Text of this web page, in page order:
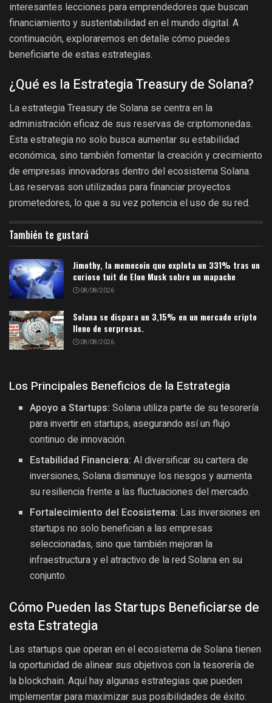
interesantes lecciones para emprendedores que buscan
financiamiento y sustentabilidad en el mundo digital. A
continuación, exploraremos en detalle cómo puedes
beneficiarte de estas estrategias.
¿Qué es la Estrategia Treasury de Solana?
La estrategia Treasury de Solana se centra en la
administración eficaz de sus reservas de criptomonedas.
Esta estrategia no solo busca aumentar su estabilidad
económica, sino también fomentar la creación y crecimiento
de empresas innovadoras dentro del ecosistema Solana.
Las reservas son utilizadas para financiar proyectos
prometedores, lo que a su vez potencia el uso de su red.
También te gustará
Jimothy, la memecoin que explota un 331% tras un
curioso tuit de Elon Musk sobre un mapache
08/08/2026
Solana se dispara un 3,15% en un mercado cripto
lleno de sorpresas.
08/08/2026
Los Principales Beneficios de la Estrategia
Apoyo a Startups: Solana utiliza parte de su tesorería
para invertir en startups, asegurando así un flujo
continuo de innovación.
Estabilidad Financiera: Al diversificar su cartera de
inversiones, Solana disminuye los riesgos y aumenta
su resiliencia frente a las fluctuaciones del mercado.
Fortalecimiento del Ecosistema: Las inversiones en
startups no solo benefician a las empresas
seleccionadas, sino que también mejoran la
infraestructura y el atractivo de la red Solana en su
conjunto.
Cómo Pueden las Startups Beneficiarse de
esta Estrategia
Las startups que operan en el ecosistema de Solana tienen
la oportunidad de alinear sus objetivos con la tesorería de
la blockchain. Aquí hay algunas estrategias que pueden
implementar para maximizar sus posibilidades de éxito: